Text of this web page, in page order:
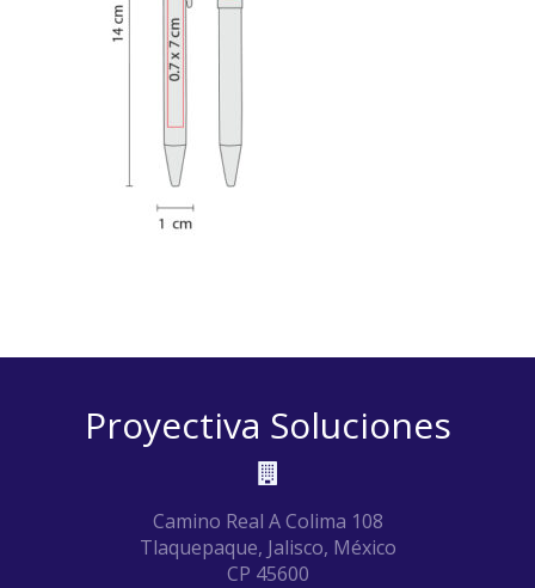
Proyectiva Soluciones
Camino Real A Colima 108
Tlaquepaque, Jalisco, México
CP 45600